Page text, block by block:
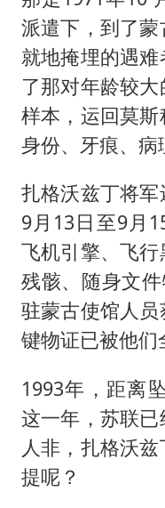
派遣下，到了
就地掩埋的遇
了那对年龄较
样本，运回莫
身份、牙痕、病
扎格沃兹丁将
9月13日至9月
飞机引擎、飞
残骸、随身文
驻蒙古使馆人
键物证已被他们
1993年，距离
这一年，苏联
人非，扎格沃
提呢？